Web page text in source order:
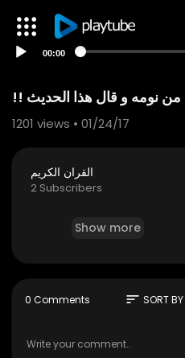
00:00
1201 views • 01/24/17
القران الكريم
2 Subscribers
Show more
0 Comments sort SORT BY